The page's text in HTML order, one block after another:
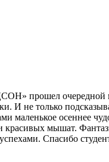
прошел очередной
И не только
маленькое осеннее
и красивых мышат.
Спасибо